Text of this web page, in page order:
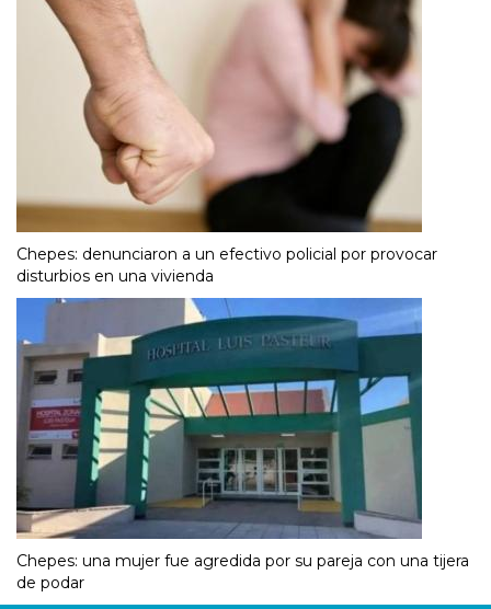
Chepes: denunciaron a un efectivo policial por provocar
disturbios en una vivienda
Chepes: una mujer fue agredida por su pareja con una tijera
de podar